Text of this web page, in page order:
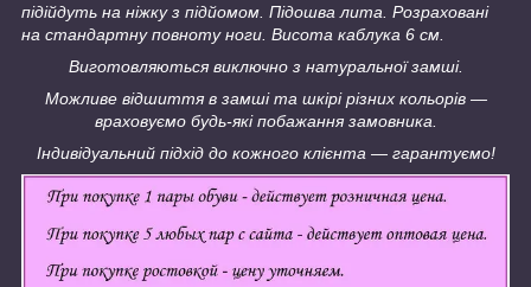
підійдуть на ніжку з підйомом. Підошва лита. Розраховані
на стандартну повноту ноги. Висота каблука 6 см.
Виготовляються виключно з натуральної замші.
Можливе відшиття в замші та шкірі різних кольорів —
враховуємо будь-які побажання замовника.
Індивідуальний підхід до кожного клієнта — гарантуємо!